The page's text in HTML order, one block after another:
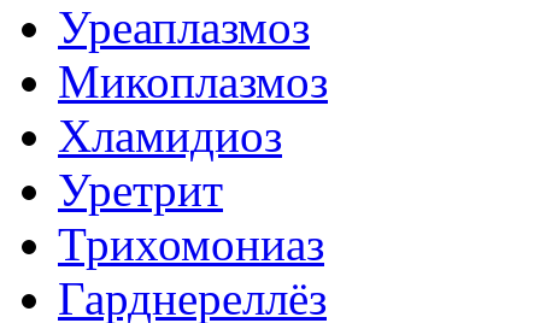
Уреаплазмоз
Микоплазмоз
Хламидиоз
Уретрит
Трихомониаз
Гарднереллёз